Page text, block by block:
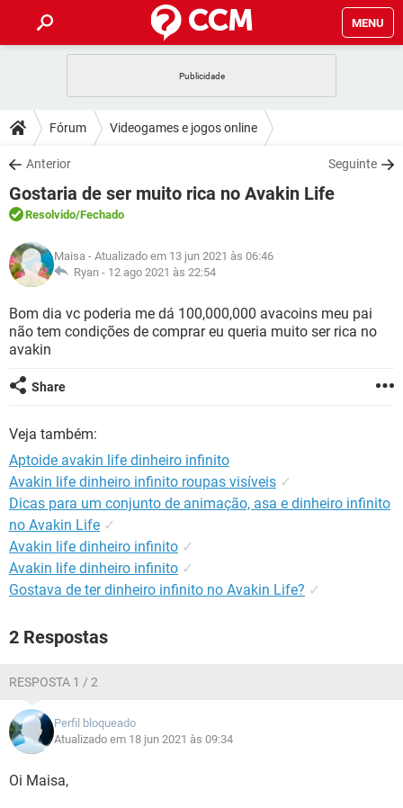
MENU
CELULAR FACEBOOK
OUTLOOK
INSTAGRAM GMAIL
GUIA DE COMPRAS
DICAS
JOGOS WHATSAPP
OUTLOOK
INSTAGRAM
GUIA DE COMPRAS
DOWNLOADS
JOGOS WHATSAPP
CELULAR
OUTLOOK EXCEL
INSTAGRAM
GUIA DE COMPRAS
FÓRUM
JOGOS
CELULAR FACEBOOK
INSTAGRAM GMAIL
GLOSSÁRIO
JOGOS
CELULAR FACEBOOK
OUTLOOK
INSTAGRAM
Fórum Videogames e jogos online
Anterior Seguinte
Gostaria de ser muito rica no Avakin Life
Resolvido/Fechado
Maisa - Atualizado em 13 jun 2021 às 06:46
Ryan - 12 ago 2021 às 22:54
Bom dia vc poderia me dá 100,000,000 avacoins meu pai
não tem condições de comprar eu queria muito ser rica no
avakin
Share
Veja também:
Aptoide avakin life dinheiro infinito
Avakin life dinheiro infinito roupas visíveis ✓
Dicas para um conjunto de animação, asa e dinheiro infinito
no Avakin Life ✓
Avakin life dinheiro infinito ✓
Avakin life dinheiro infinito ✓
Gostava de ter dinheiro infinito no Avakin Life? ✓
2 Respostas
RESPOSTA 1 / 2
Perfil bloqueado
Atualizado em 18 jun 2021 às 09:34
Oi Maisa,